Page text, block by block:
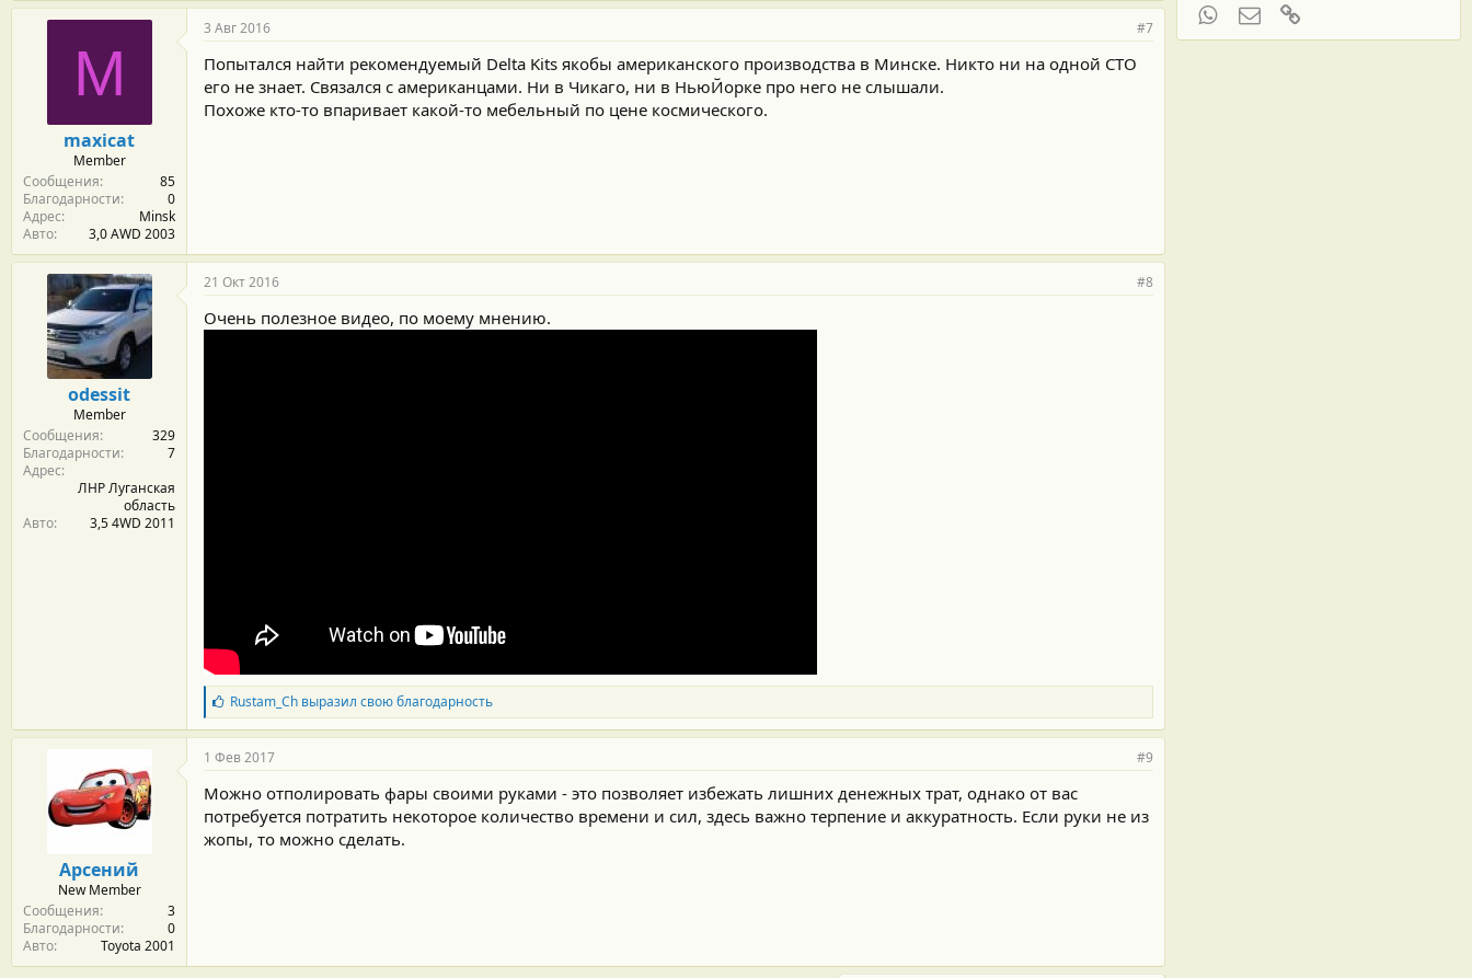
M
maxicat
Member
Сообщения
85
Благодарности
0
Адрес
Minsk
Авто
3,0 AWD 2003
3 Авг 2016 #7
Попытался найти рекомендуемый Delta Kits якобы американского производства в Минске. Никто ни на одной СТО
его не знает. Связался с американцами. Ни в Чикаго, ни в НьюЙорке про него не слышали.
Похоже кто-то впаривает какой-то мебельный по цене космического.
odessit
Member
Сообщения
329
Благодарности
7
Адрес
ЛНР Луганская
область
Авто
3,5 4WD 2011
21 Окт 2016 #8
Очень полезное видео, по моему мнению.
Б
л
а
г
о
д
а
р
н
Rustam_Chвыразил свою благодарность
Арсений
New Member
Сообщения
3
Благодарности
0
Авто
Toyota 2001
1 Фев 2017 #9
Можно отполировать фары своими руками - это позволяет избежать лишних денежных трат, однако от вас
потребуется потратить некоторое количество времени и сил, здесь важно терпение и аккуратность. Если руки не из
жопы, то можно сделать.
WhatsAppЭлектронная почта